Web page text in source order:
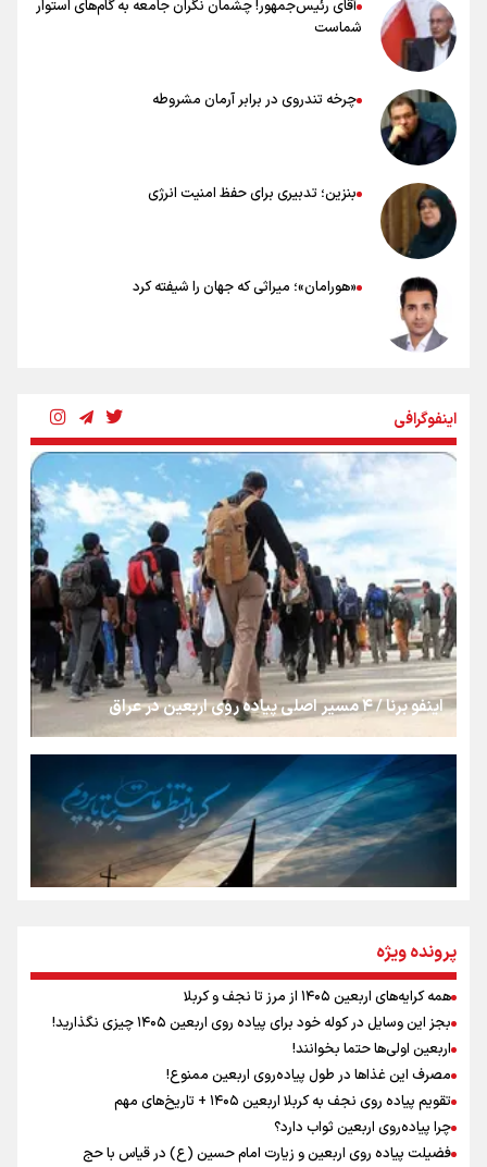
آقای رئیس‌جمهور! چشمان نگران جامعه به گام‌های استوار
شماست
چرخه تندروی در برابر آرمان مشروطه
بنزین؛ تدبیری برای حفظ امنیت انرژی
«هورامان»؛ میراثی که جهان را شیفته کرد
رسانه ملی و حق مردم برای شنیدن صدای رئیس‌جمهوری
روایت ایران از کنار مردم
از طلوع خیابان‌ها تا غروب اشک
جمله‌ای که بغض چهارماهه را شکست؛ «آهای مردم، آقا از
تهران رفتند»
سه حسرتی که به دلم ماند
نگاه تمدنی رهبر شهید به فضای مجازی
رابطه کارگر و کارفرما در اندیشه رهبر شهید: از تضاد به
زوجیت
اینفوگرافی
اینفو برنا / ۴ مسیر اصلی پیاده روی اربعین در عراق
اینفو برنا / توصیه‌هایی طلایی برای پیاده روی اربعین
پرونده ویژه
همه کرایه‌های اربعین ۱۴۰۵ از مرز تا نجف و کربلا
بجز این وسایل در کوله خود برای پیاده روی اربعین ۱۴۰۵ چیزی نگذارید!
اربعین اولی‌ها حتما بخوانند!
مصرف این غذاها در طول پیاده‌روی اربعین ممنوع!
تقویم پیاده روی نجف به کربلا اربعین ۱۴۰۵ + تاریخ‌های مهم
چرا پیاده‌روی اربعین ثواب دارد؟
فضیلت پیاده روی اربعین و زیارت امام حسین (ع) در قیاس با حج